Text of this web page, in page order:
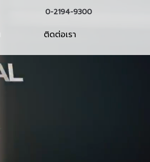
0-2194-9300
ติดต่อเรา